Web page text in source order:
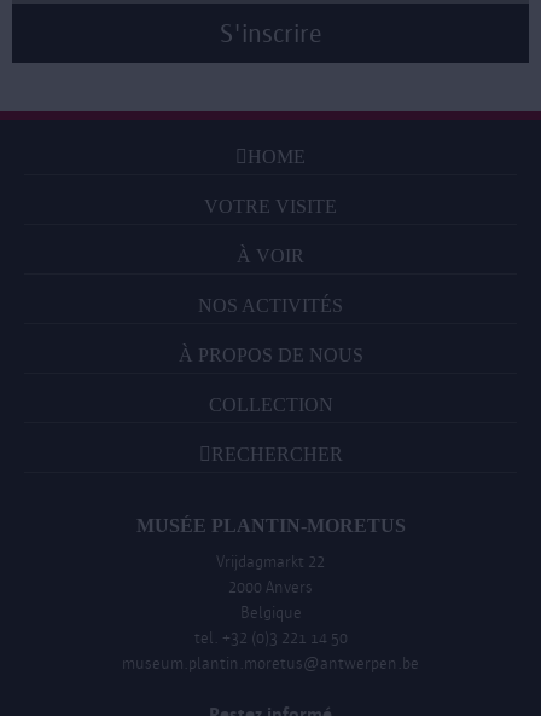
HOME
VOTRE VISITE
À VOIR
NOS ACTIVITÉS
À PROPOS DE NOUS
COLLECTION
RECHERCHER
MUSÉE PLANTIN-MORETUS
Vrijdagmarkt 22
2000 Anvers
Belgique
tel. +32 (0)3 221 14 50
museum.plantin.moretus@antwerpen.be